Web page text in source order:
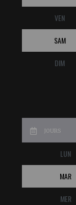
VEN
SAM
DIM
JOURS
LUN
MAR
MER